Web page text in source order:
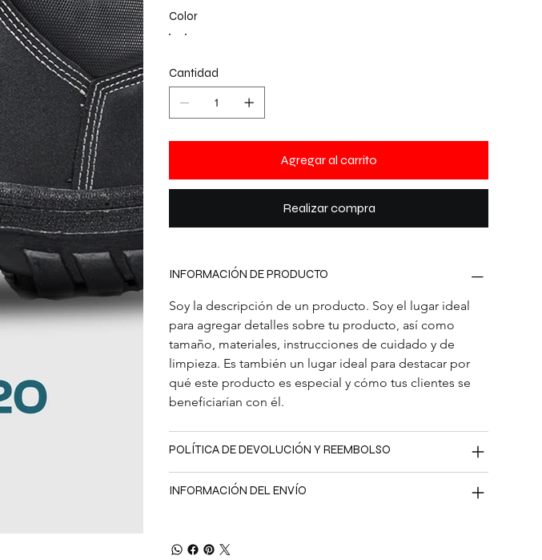
Color
Cantidad
Agregar al carrito
Realizar compra
INFORMACIÓN DE PRODUCTO
Soy la descripción de un producto. Soy el lugar ideal
para agregar detalles sobre tu producto, así como
tamaño, materiales, instrucciones de cuidado y de
limpieza. Es también un lugar ideal para destacar por
qué este producto es especial y cómo tus clientes se
beneficiarían con él.
POLÍTICA DE DEVOLUCIÓN Y REEMBOLSO
INFORMACIÓN DEL ENVÍO